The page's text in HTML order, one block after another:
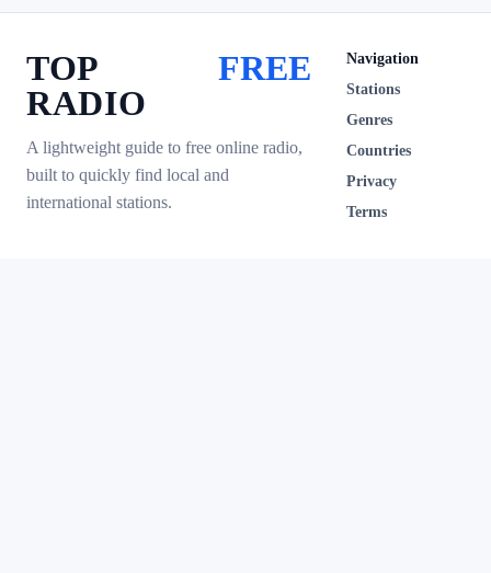
TOP
RADIO
FREE
A lightweight guide to free online radio,
built to quickly find local and
international stations.
Navigation
Stations
Genres
Countries
Privacy
Terms